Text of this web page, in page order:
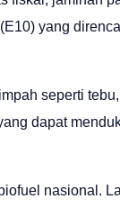
yang
seperti
dapat
nasional.